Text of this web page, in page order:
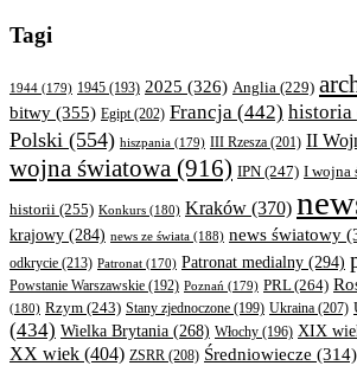
Tagi
1944 (179) 1945 (193) 2025 (326) Anglia (229)
bitwy (355) Egipt(202) Francja (442) historia
Polski (554) hiszpania (179) III Rzesza (201) II
wojna światowa (916) IPN (247) I wojna
historii (255) Konkurs (180) Kraków (370)
krajowy (284) news ze świata (188) news światowy
odkrycie (213) Patronat (170) Patronat medialny (294)
Powstanie Warszawskie (192) Poznań (179) PRL(264)
(180) Rzym (243) Stany zjednoczone (199) Ukraina (207)
(434) Wielka Brytania (268) Włochy (196) XIX
XX wiek (404) ZSRR (208) Średniowiecze (314)